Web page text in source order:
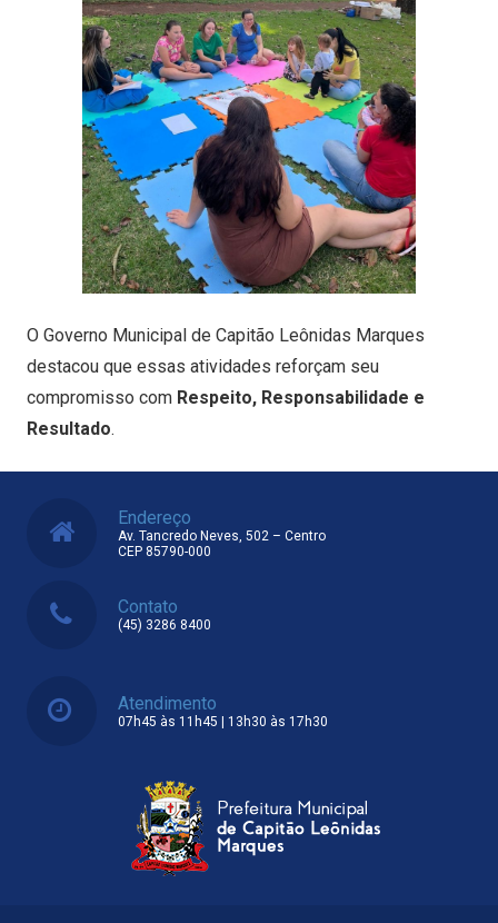
O Governo Municipal de Capitão Leônidas Marques
destacou que essas atividades reforçam seu
compromisso com Respeito, Responsabilidade e
Resultado.
Endereço
Av. Tancredo Neves, 502 – Centro
CEP 85790-000
Contato
(45) 3286 8400
Atendimento
07h45 às 11h45 | 13h30 às 17h30